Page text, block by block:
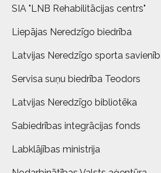
SIA "LNB Rehabilitācijas centrs"
Liepājas Neredzīgo biedrība
Latvijas Neredzīgo sporta
Servisa suņu biedrība Teodors
Latvijas Neredzīgo bibliotēka
Sabiedrības integrācijas fonds
Labklājības ministrija